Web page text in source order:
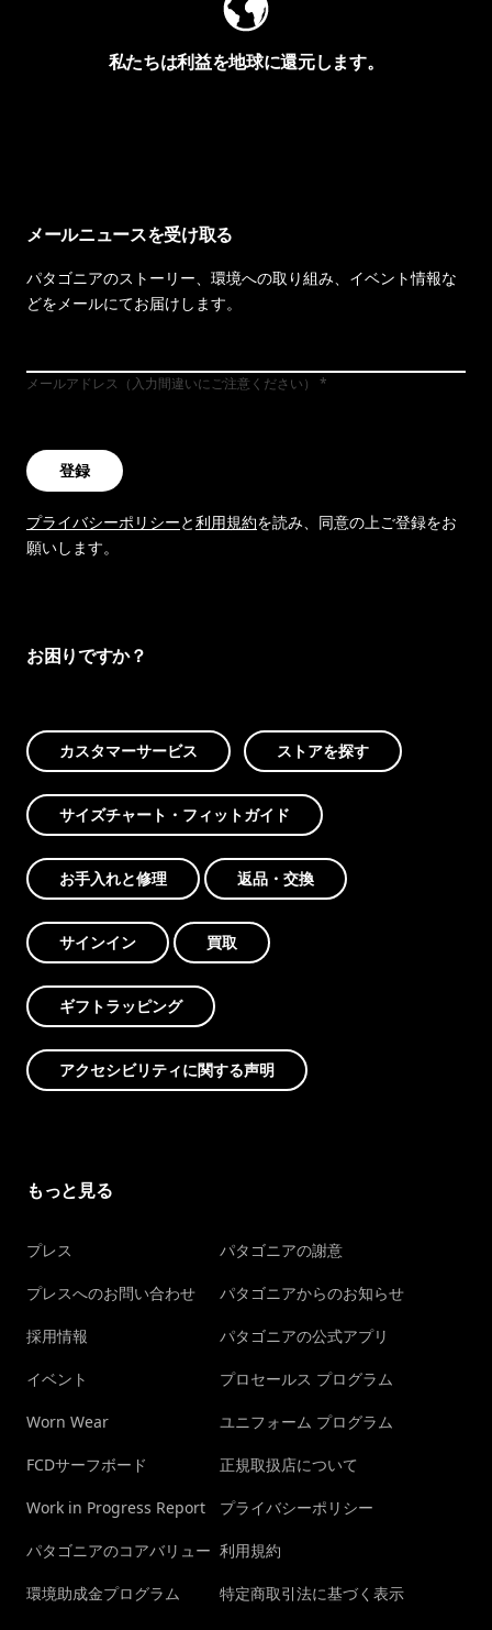
私たちは利益を地球に還元します。
メールニュースを受け取る
パタゴニアのストーリー、環境への取り組み、イベント情報な
どをメールにてお届けします。
メールアドレス（入力間違いにご注意ください）
登録
プライバシーポリシーと利用規約を読み、同意の上ご登録をお
願いします。
お困りですか？
カスタマーサービス ストアを探す
サイズチャート・フィットガイド
お手入れと修理 返品・交換
サインイン 買取
ギフトラッピング
アクセシビリティに関する声明
もっと見る
プレス
プレスへのお問い合わせ
採用情報
イベント
Worn Wear
FCDサーフボード
Work in Progress Report
パタゴニアのコアバリュー
環境助成金プログラム
パタゴニアの謝意
パタゴニアからのお知らせ
パタゴニアの公式アプリ
プロセールス プログラム
ユニフォーム プログラム
正規取扱店について
プライバシーポリシー
利用規約
特定商取引法に基づく表示